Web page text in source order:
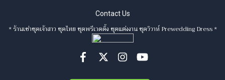
Contact Us
* ร้านเช่าชุดเจ้าสาว ชุดไทย ชุดพรีเวดดิ้ง ชุดแต่งงาน ชุดวิวาห์ Prewedding Dress *